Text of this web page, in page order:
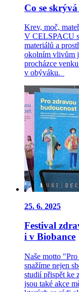
Co se
Krev, moč,
V CELSPACU
materiálů a
okolním vlivům
procházce
v obýváku.
25. 6. 2025
Festival
i v Biobance
Naše motto
snažíme nejen
studií přispět ke
jsou také akce